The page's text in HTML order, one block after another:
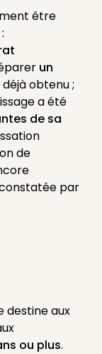
être
un
obtenu ;
a été
de sa
de
par
destine aux
ou plus.